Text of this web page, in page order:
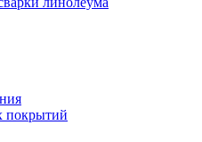
покрытий